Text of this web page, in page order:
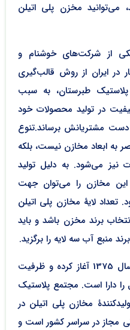
می‌توانید مخزن پلی اتیلن
از شرکت‌های خوشنام و
در ایران از روش قالب‌گیری
پلاستیک طبرستان، به سبب
در تولید محصولات خود
دست مشتریانش برساند.تنوع
به ابعاد مخازن نیست، بلکه
نیز می‌شود. به دلیل تولید
این مخازن را می‌توان جهت
تعداد لایۀ مخازن پلی اتیلن
برند مخزن باشد و باید
منبع آب سه لایه را برگزید.
این شرکت فعالیت خود را از سال 1375 آغاز کرده و ظرفیت
تن در سال را دارا است. مجتمع پلاستیک
مخازن پلی اتیلن در
بیش از 210 نمایندگی مجاز در سراسر کشور است و